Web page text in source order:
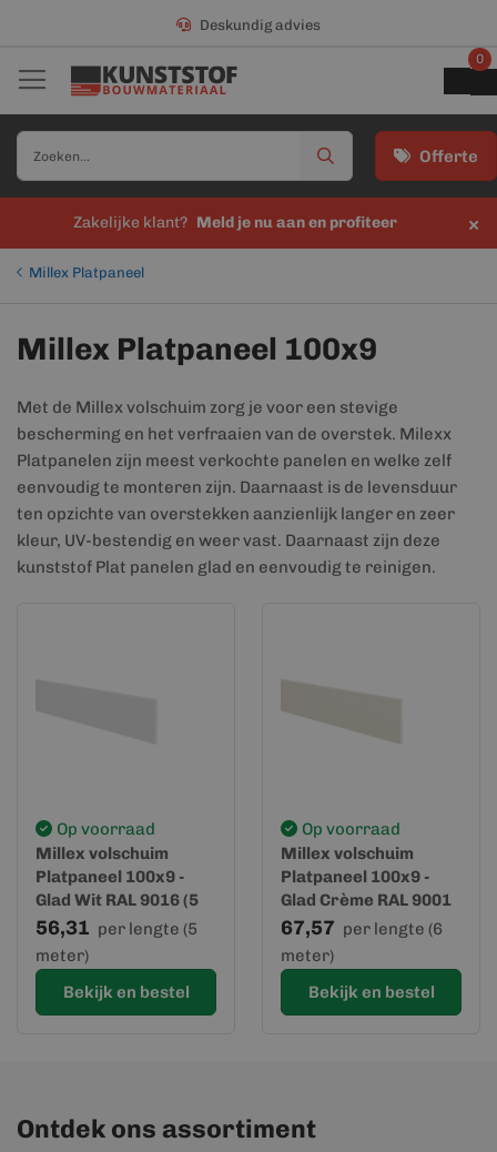
Deskundig advies
Offerte
0
Zakelijke klant? Meld je nu aan en profiteer ×
Millex Platpaneel
Millex Platpaneel 100x9
Met de Millex volschuim zorg je voor een stevige
bescherming en het verfraaien van de overstek. Milexx
Platpanelen zijn meest verkochte panelen en welke zelf
eenvoudig te monteren zijn. Daarnaast is de levensduur
ten opzichte van overstekken aanzienlijk langer en zeer
kleur, UV-bestendig en weer vast. Daarnaast zijn deze
kunststof Plat panelen glad en eenvoudig te reinigen.
Op voorraad
Millex volschuim
Platpaneel 100x9 -
Glad Wit RAL 9016 (5
Meter)
56,31 per lengte (5
meter)
Bekijk en bestel
Op voorraad
Millex volschuim
Platpaneel 100x9 -
Glad Crème RAL 9001
(6 Meter)
67,57 per lengte (6
meter)
Bekijk en bestel
Ontdek ons assortiment